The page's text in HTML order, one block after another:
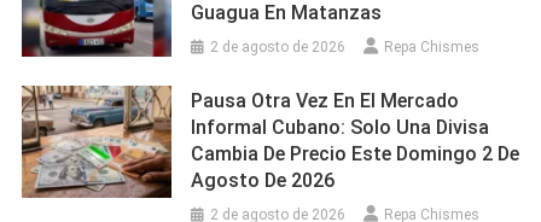
Guagua En Matanzas
2 de agosto de 2026 Repa Chismes
Pausa Otra Vez En El Mercado
Informal Cubano: Solo Una Divisa
Cambia De Precio Este Domingo 2 De
Agosto De 2026
2 de agosto de 2026 Repa Chismes